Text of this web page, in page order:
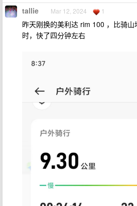
tallie Mar 12, 2024 1
昨天刚换的美利达 rim 100 ，比骑
时，快了四分钟左右